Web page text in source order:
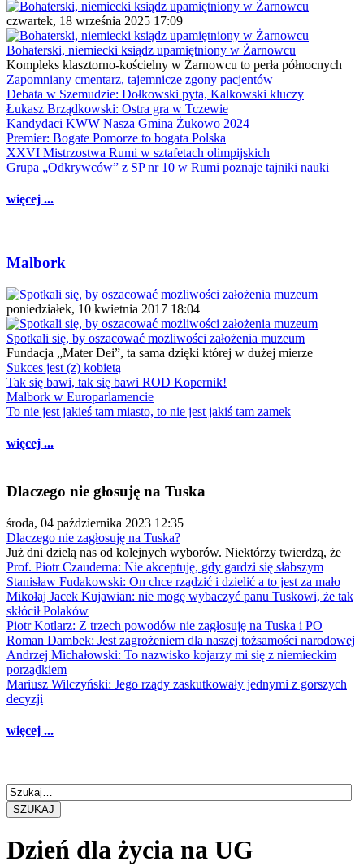
czwartek, 18 września 2025 17:09
Bohaterski, niemiecki ksiądz upamiętniony w Żarnowcu
Kompleks klasztorno-kościelny w Żarnowcu to perła północnych
Zapomniany cmentarz, tajemnicze zgony pacjentów
Debata w Szemudzie: Dołkowski pyta, Kalkowski kluczy
Łukasz Brządkowski: Ostra gra w Tczewie
Kandydaci KWW Nasza Gmina Żukowo 2024
Premier: Bogate Pomorze to bogata Polska
XXVI Mistrzostwa Rumi w sztafetach olimpijskich
Grupa „Odkrywców” z SP nr 10 w Rumi poznaje tajniki nauki
więcej ...
Malbork
poniedziałek, 10 kwietnia 2017 18:04
Spotkali się, by oszacować możliwości założenia muzeum
Fundacja „Mater Dei”, ta sama dzięki której w dużej mierze
Sukces jest (z) kobietą
Tak się bawi, tak się bawi ROD Kopernik!
Malbork w Europarlamencie
To nie jest jakieś tam miasto, to nie jest jakiś tam zamek
więcej ...
Dlaczego nie głosuję na Tuska
środa, 04 października 2023 12:35
Dlaczego nie zagłosuję na Tuska?
Już dni dzielą nas od kolejnych wyborów. Niektórzy twierdzą, że
Prof. Piotr Czauderna: Nie akceptuję, gdy gardzi się słabszym
Stanisław Fudakowski: On chce rządzić i dzielić a to jest za mało
Mikołaj Jacek Kujawian: nie mogę wybaczyć panu Tuskowi, że tak
skłócił Polaków
Piotr Kotlarz: Z trzech powodów nie zagłosuję na Tuska i PO
Roman Dambek: Jest zagrożeniem dla naszej tożsamości narodowej
Andrzej Michałowski: To nazwisko kojarzy mi się z niemieckim
porządkiem
Mariusz Wilczyński: Jego rządy zaskutkowały jednymi z gorszych
decyzji
więcej ...
SZUKAJ
Dzień dla życia na UG